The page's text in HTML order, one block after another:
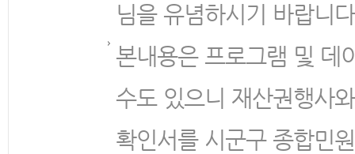
님을 유념하시기 바랍니
본내용은 프로그램 및 데
수도 있으니 재산권행사
확인서를 시군구 종합민